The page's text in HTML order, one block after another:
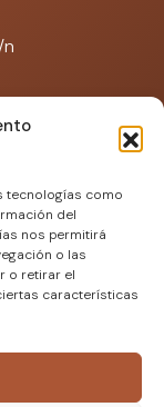
tecnologías como
del
nos permitirá
o las
o retirar el
características